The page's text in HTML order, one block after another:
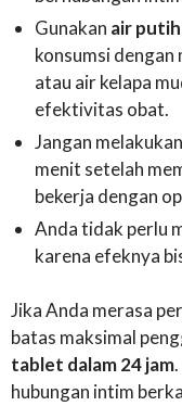
Gunakan air
konsumsi dengan
atau air kelapa
efektivitas obat.
Jangan
menit setelah
bekerja dengan
Anda tidak perlu
karena efeknya
Jika Anda merasa
batas maksimal
tablet dalam 24 jam
hubungan intim